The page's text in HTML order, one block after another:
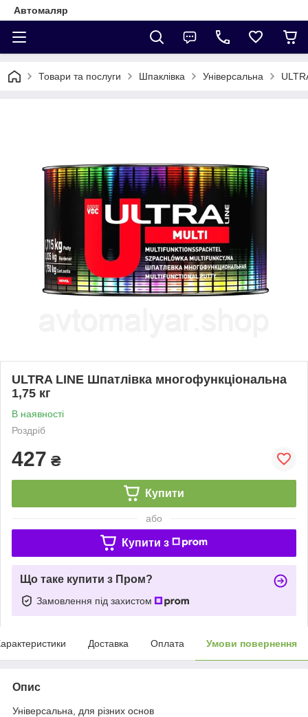
Автомаляр
Товари та послуги Шпаклівка Універсальна
ULTRA LINE Шпатлівка многофункціональна
1,75 кг
В наявності
Роздріб
427 ₴
Купити
або
Купити з
Що таке купити з Пром?
Замовлення під захистом
Доставка Оплата Умови повернення
Опис
Універсальна, для різних основ